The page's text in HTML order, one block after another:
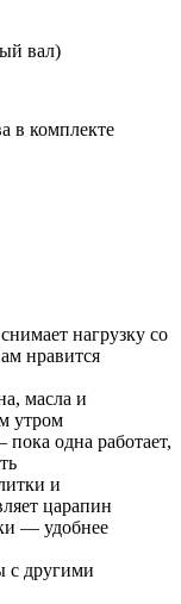
вал)
в комплекте
нагрузку со
нравится
масла и
утром
одна работает,
и
царапин
— удобнее
с другими